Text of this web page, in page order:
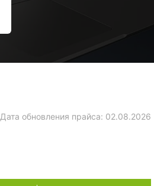
Дата обновления прайса: 02.08.2026